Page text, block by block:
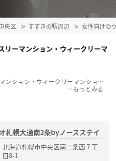
央区 すすきの駅周辺 女性向けの
リーマンション・ウィークリーマ
札幌大通南2条byノースステイ
北海道札幌市中央区南二条西７丁
目8-1
すすきの駅/女性向けのマンスリーマンション・ウィークリーマンション賃貸物件一覧を、90件掲載中。敷金・礼金無料、家具・家電付をご紹介。こだわり条件での絞込みも簡単！
…